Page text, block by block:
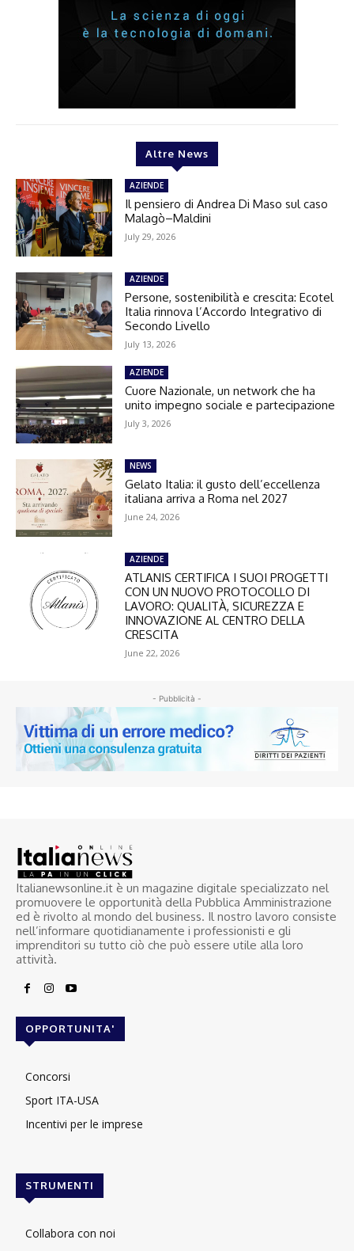
Altre News
AZIENDE
Il pensiero di Andrea Di Maso sul caso
Malagò–Maldini
July 29, 2026
AZIENDE
Persone, sostenibilità e crescita: Ecotel
Italia rinnova l’Accordo Integrativo di
Secondo Livello
July 13, 2026
AZIENDE
Cuore Nazionale, un network che ha
unito impegno sociale e partecipazione
July 3, 2026
NEWS
Gelato Italia: il gusto dell’eccellenza
italiana arriva a Roma nel 2027
June 24, 2026
AZIENDE
ATLANIS CERTIFICA I SUOI PROGETTI
CON UN NUOVO PROTOCOLLO DI
LAVORO: QUALITÀ, SICUREZZA E
INNOVAZIONE AL CENTRO DELLA
CRESCITA
June 22, 2026
- Pubblicità -
Italianewsonline.it è un magazine digitale specializzato nel
promuovere le opportunità della Pubblica Amministrazione
ed è rivolto al mondo del business. Il nostro lavoro consiste
nell’informare quotidianamente i professionisti e gli
imprenditori su tutto ciò che può essere utile alla loro
attività.
OPPORTUNITA'
Concorsi
Sport ITA-USA
Incentivi per le imprese
STRUMENTI
Collabora con noi